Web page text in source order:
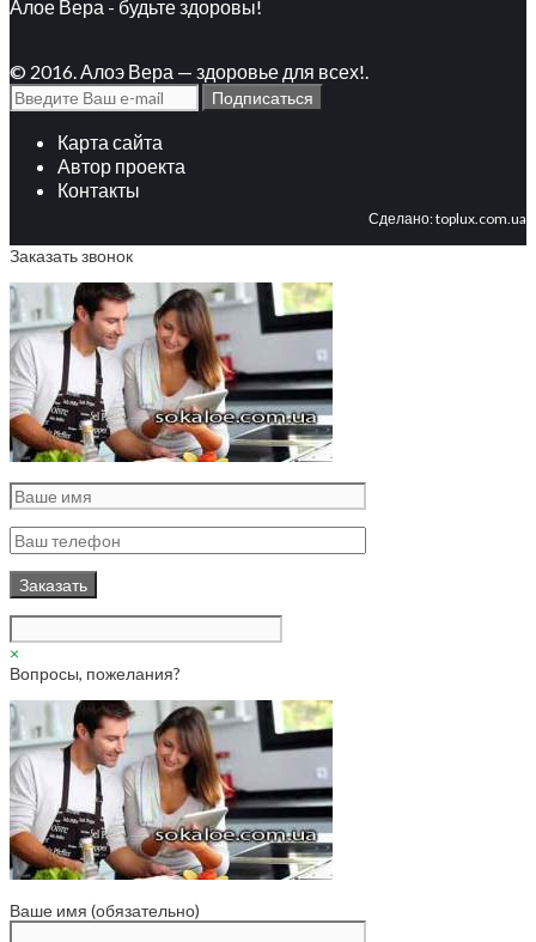
Алое Вера - будьте здоровы!
© 2016. Алоэ Вера — здоровье для всех!.
Карта сайта
Автор проекта
Контакты
Сделано:toplux.com.ua
Заказать звонок
×
Вопросы, пожелания?
Ваше имя (обязательно)